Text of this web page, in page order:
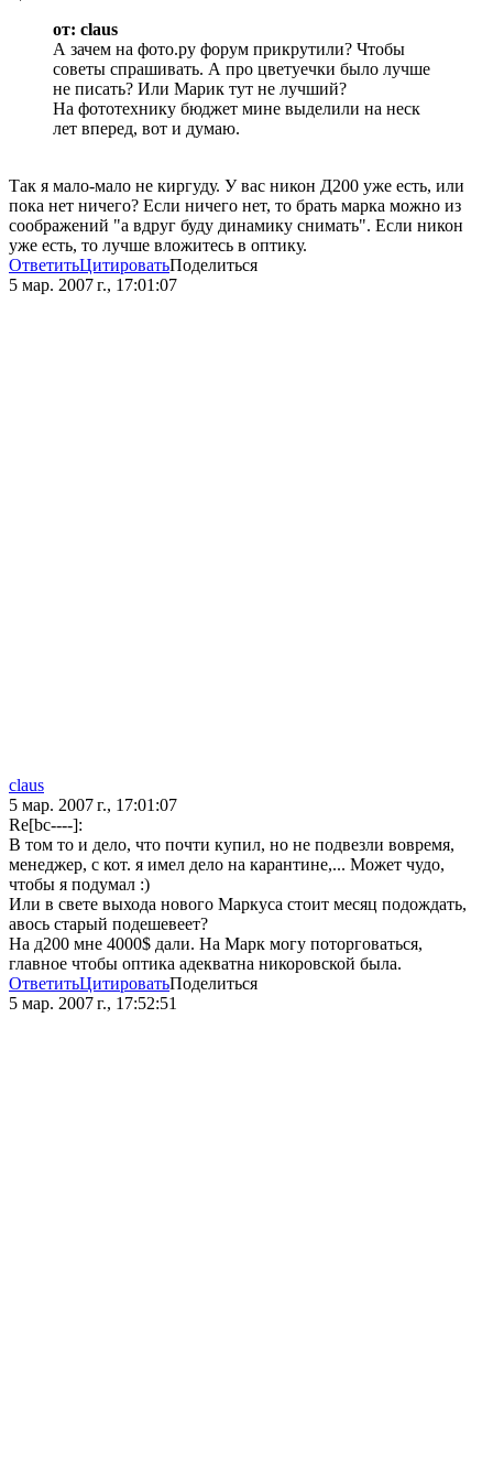
от: claus
А зачем на фото.ру форум прикрутили? Чтобы
советы спрашивать. А про цветуечки было лучше
не писать? Или Марик тут не лучший?
На фототехнику бюджет мине выделили на неск
лет вперед, вот и думаю.
Так я мало-мало не киргуду. У вас никон Д200 уже есть, или
пока нет ничего? Если ничего нет, то брать марка можно из
соображений "а вдруг буду динамику снимать". Если никон
уже есть, то лучше вложитесь в оптику.
ОтветитьЦитироватьПоделиться
5 мар. 2007 г., 17:01:07
claus
5 мар. 2007 г., 17:01:07
Re[bc----]:
В том то и дело, что почти купил, но не подвезли вовремя,
менеджер, с кот. я имел дело на карантине,... Может чудо,
чтобы я подумал :)
Или в свете выхода нового Маркуса стоит месяц подождать,
авось старый подешевеет?
На д200 мне 4000$ дали. На Марк могу поторговаться,
главное чтобы оптика адекватна никоровской была.
ОтветитьЦитироватьПоделиться
5 мар. 2007 г., 17:52:51